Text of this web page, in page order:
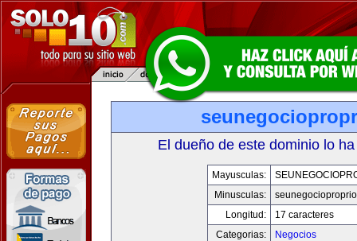
El dueño de este dominio lo
Mayusculas:
Minusculas:
Longitud:
17 caracteres
Categorias:
Negocios